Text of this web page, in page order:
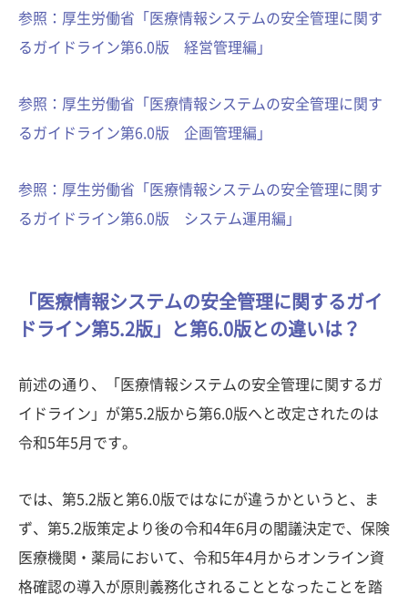
参照：厚生労働省「医療情報システムの安全管理に関す
るガイドライン第6.0版 経営管理編」
参照：厚生労働省「医療情報システムの安全管理に関す
るガイドライン第6.0版 企画管理編」
参照：厚生労働省「医療情報システムの安全管理に関す
るガイドライン第6.0版 システム運用編」
「医療情報システムの安全管理に関するガイ
ドライン第5.2版」と第6.0版との違いは？
前述の通り、「医療情報システムの安全管理に関するガ
イドライン」が第5.2版から第6.0版へと改定されたのは
令和5年5月です。
では、第5.2版と第6.0版ではなにが違うかというと、ま
ず、第5.2版策定より後の令和4年6月の閣議決定で、保険
医療機関・薬局において、令和5年4月からオンライン資
格確認の導入が原則義務化されることとなったことを踏